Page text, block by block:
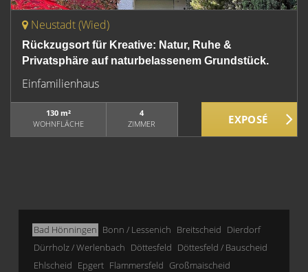
Neustadt (Wied)
Rückzugsort für Kreative: Natur, Ruhe &
Privatsphäre auf naturbelassenem Grundstück.
Einfamilienhaus
130 m²
WOHNFLÄCHE
4
ZIMMER
Bad Hönningen Bonn / Lessenich Breitscheid Dierdorf
Dürrholz / Werlenbach Döttesfeld Döttesfeld / Bauscheid
Ehlscheid Epgert Flammersfeld Großmaischeid